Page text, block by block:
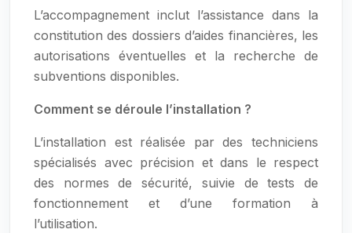
L’accompagnement inclut l’assistance dans la
constitution des dossiers d’aides financières, les
autorisations éventuelles et la recherche de
subventions disponibles.
Comment se déroule l’installation ?
L’installation est réalisée par des techniciens
spécialisés avec précision et dans le respect
des normes de sécurité, suivie de tests de
fonctionnement et d’une formation à
l’utilisation.